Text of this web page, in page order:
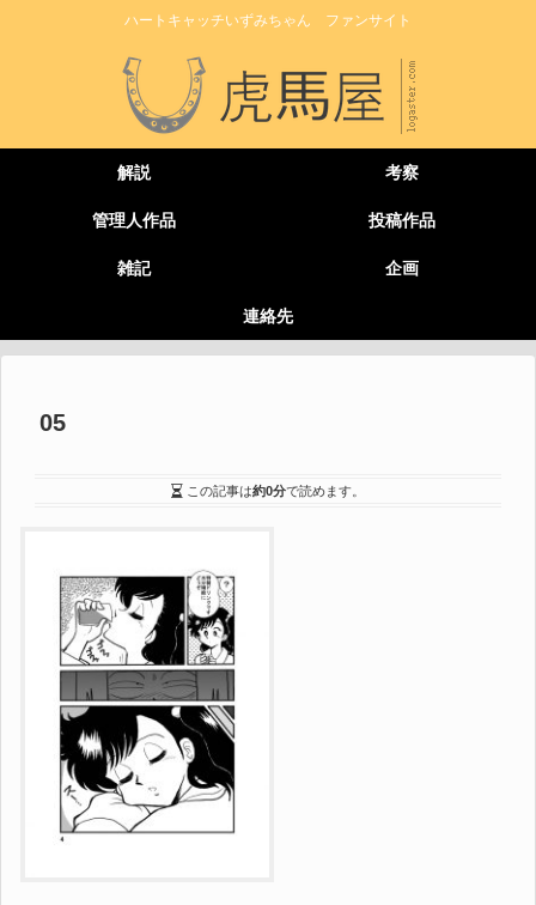
ハートキャッチいずみちゃん ファンサイト
解説 考察
管理人作品 投稿作品
雑記 企画
連絡先
05
この記事は約0分で読めます。